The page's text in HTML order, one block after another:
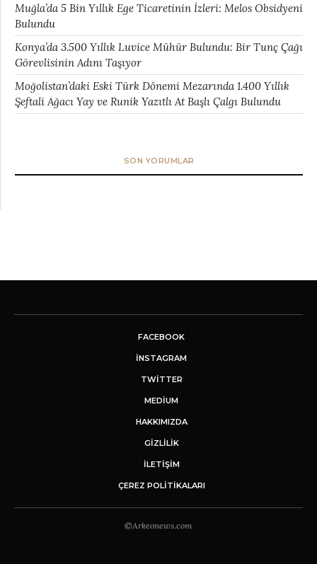
Muğla’da 5 Bin Yıllık Ege Ticaretinin İzleri: Melos Obsidyeni
Bulundu
Konya’da 3.500 Yıllık Luvice Mühür Bulundu: Bir Tunç Çağı
Görevlisinin Adını Taşıyor
Moğolistan’daki Eski Türk Dönemi Mezarında 1.400 Yıllık
Şeftali Ağacı Yay ve Runik Yazıtlı At Başlı Çalgı Bulundu
SON YORUMLAR
FACEBOOK
INSTAGRAM
TWITTER
MEDIUM
HAKKIMIZDA
GİZLİLİK
İLETIŞIM
ÇEREZ POLITIKALARI
©Arkeonews.com